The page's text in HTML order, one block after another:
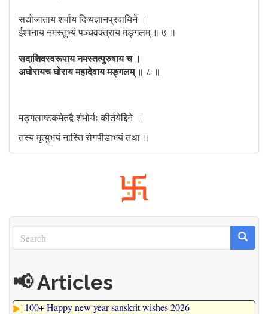
सद्योजाताय शर्वाय दिव्यज्ञानप्रदायिने ।
ईशानाय नमस्तुभ्यं पञ्चवक्त्राय मङ्गलम् ॥ ७ ॥
सदाशिवस्वरूपाय नमस्तत्पुरुषाय च ।
अघोरायच घोराय महादेवाय मङ्गलम्॥ ८ ॥
मङ्गलाष्टकमेतद्वै शंभोर्यः कीर्तयेद्दिने ।
तस्य मृत्युभयं नास्ति रोगपीडाभयं तथा ॥
Search
Search Search
📢 Articles
100+ Happy new year sanskrit wishes 2026